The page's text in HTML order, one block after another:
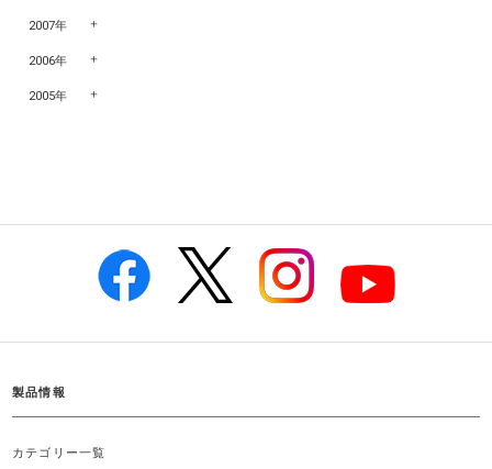
2007年
2006年
2005年
製品情報
カテゴリー一覧